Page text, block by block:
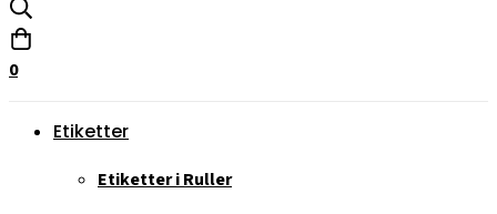
0
Etiketter
Etiketter i Ruller